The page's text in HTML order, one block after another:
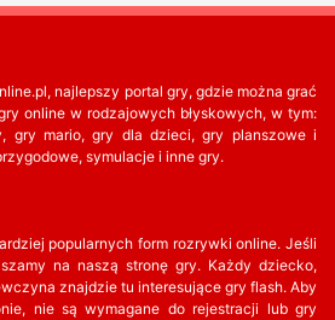
najlepszy portal gry, gdzie można grać
online w rodzajowych błyskowych, w tym:
gry mario, gry dla dzieci, gry planszowe i
symulacje i inne gry.
popularnych form rozrywki online. Jeśli
na naszą stronę gry. Każdy dziecko,
znajdzie tu interesujące gry flash. Aby
nie są wymagane do rejestracji lub gry